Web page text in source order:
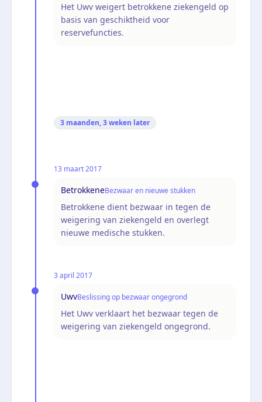
Het Uwv weigert betrokkene ziekengeld op
basis van geschiktheid voor
reservefuncties.
3 maanden, 3 weken later
13 maart 2017
BetrokkeneBezwaar en nieuwe stukken
Betrokkene dient bezwaar in tegen de
weigering van ziekengeld en overlegt
nieuwe medische stukken.
3 april 2017
UwvBeslissing op bezwaar ongegrond
Het Uwv verklaart het bezwaar tegen de
weigering van ziekengeld ongegrond.